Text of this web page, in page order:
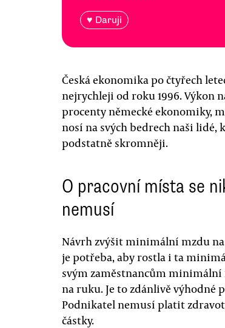
♥ Daruji
Česká ekonomika po čtyřech
nejrychleji od roku 1996. Výkon
procenty německé ekonomiky,
nosí na svých bedrech naši
podstatně skromněji.
O pracovní místa se
nemusí
Návrh zvýšit minimální mzdu na
je potřeba, aby rostla i ta
svým zaměstnancům minimální
na ruku. Je to zdánlivě výhodné
Podnikatel nemusí platit
částky.